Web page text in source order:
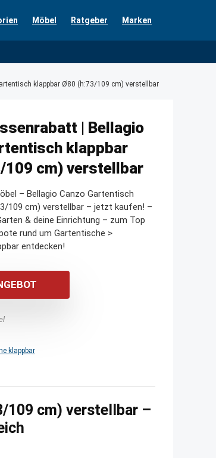
Möbel Ratgeber Marken
klappbar Ø80 (h:73/109 cm) verstellbar
| Bellagio
klappbar
109 cm) verstellbar
– Bellagio Canzo Gartentisch
109 cm) verstellbar – jetzt kaufen! –
& deine Einrichtung – zum Top
rund um Gartentische >
entdecken!
klappbar
109 cm) verstellbar –